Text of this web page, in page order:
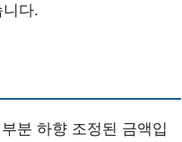
다.
분 하향 조정된 금액입